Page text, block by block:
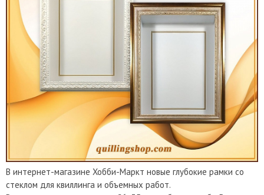
В интернет-магазине Хобби-Маркт новые глубокие рамки со
стеклом для квиллинга и объемных работ.